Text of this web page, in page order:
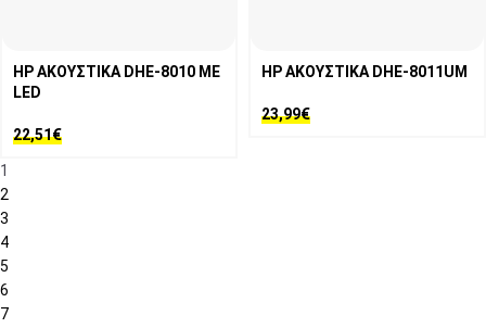
HP ΑΚΟΥΣΤΙΚΑ DHE-8010 ΜΕ
LED
22,51€
HP ΑΚΟΥΣΤΙΚΑ DHE-8011UM
23,99€
1
2
3
4
5
6
7